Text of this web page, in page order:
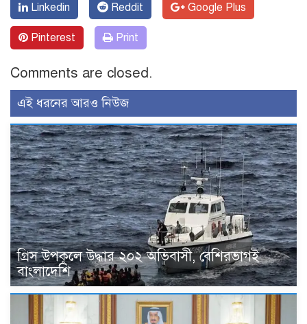
Linkedin Reddit Google Plus
Pinterest Print
Comments are closed.
এই ধরনের আরও নিউজ
গ্রিস উপকূলে উদ্ধার ২০২ অভিবাসী, বেশিরভাগই
বাংলাদেশি